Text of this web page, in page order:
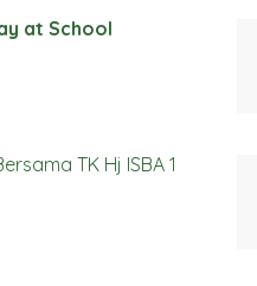
at School
TK Hj ISBA 1